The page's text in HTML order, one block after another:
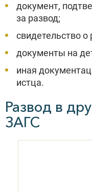
документ,
за развод;
свидетельство о
документы на
иная
истца.
Развод в
ЗАГС